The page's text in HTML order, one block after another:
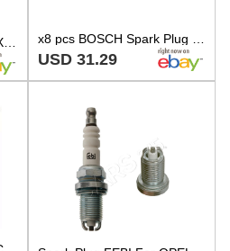
Spark Plug FEBI For VAUXHALL OPEL CITROEN PEUGEOT MERCEDES VW Astra Ax 1214455 x8 pcs BOSCH Spark Plug for OPEL VAUXHALL HOLDEN CHEVROLET BMW DAEWOO Tr 1214000
USD 31.29